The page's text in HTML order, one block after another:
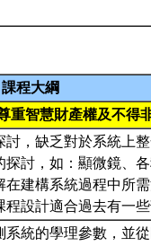
課程大綱
重智慧財產權及不得
，缺乏對於系統上
討，如：顯微鏡、
建構系統過程中所
設計適合過去有一
統的學理參數，並